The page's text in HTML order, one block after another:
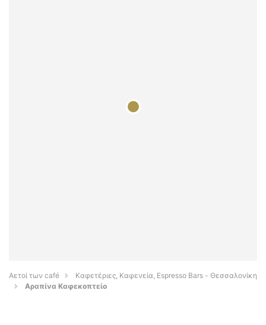
Αετοί των café
Καφετέριες, Καφενεία, Espresso Bars - Θεσσαλονίκη
Αραπίνα Καφεκοπτείο